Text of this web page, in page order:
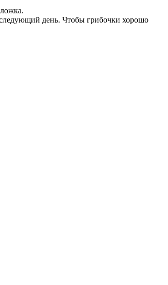
день. Чтобы грибочки хорошо